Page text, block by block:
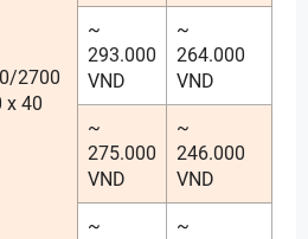
2700
x 40
~
293.000
VND
~
264.000
VND
~
275.000
VND
~
246.000
VND
~
~